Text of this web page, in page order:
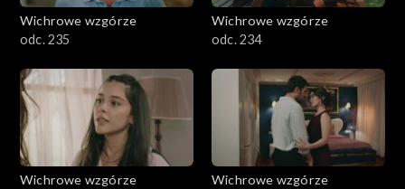
Wichrowe wzgórze
odc. 235
Wichrowe wzgórze
odc. 234
Wichrowe wzgórze
Wichrowe wzgórze